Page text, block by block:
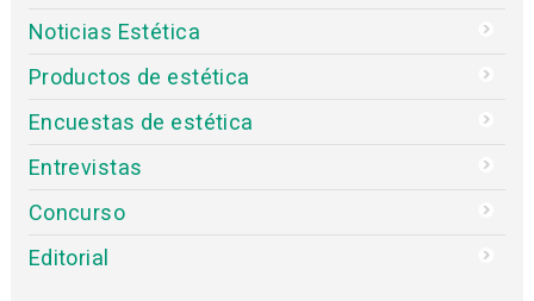
Noticias Estética
Productos de estética
Encuestas de estética
Entrevistas
Concurso
Editorial